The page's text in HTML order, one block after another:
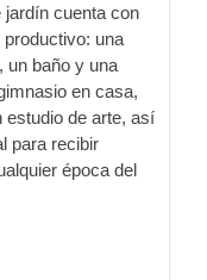
jardín cuenta con
una
un baño y una
en casa,
estudio de arte, así
para recibir
época del